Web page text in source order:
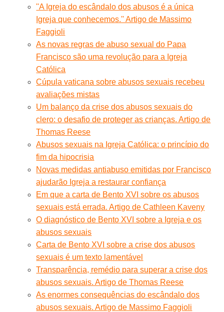
''A Igreja do escândalo dos abusos é a única
Igreja que conhecemos.'' Artigo de Massimo
Faggioli
As novas regras de abuso sexual do Papa
Francisco são uma revolução para a Igreja
Católica
Cúpula vaticana sobre abusos sexuais recebeu
avaliações mistas
Um balanço da crise dos abusos sexuais do
clero: o desafio de proteger as crianças. Artigo de
Thomas Reese
Abusos sexuais na Igreja Católica: o princípio do
fim da hipocrisia
Novas medidas antiabuso emitidas por Francisco
ajudarão Igreja a restaurar confiança
Em que a carta de Bento XVI sobre os abusos
sexuais está errada. Artigo de Cathleen Kaveny
O diagnóstico de Bento XVI sobre a Igreja e os
abusos sexuais
Carta de Bento XVI sobre a crise dos abusos
sexuais é um texto lamentável
Transparência, remédio para superar a crise dos
abusos sexuais. Artigo de Thomas Reese
As enormes consequências do escândalo dos
abusos sexuais. Artigo de Massimo Faggioli